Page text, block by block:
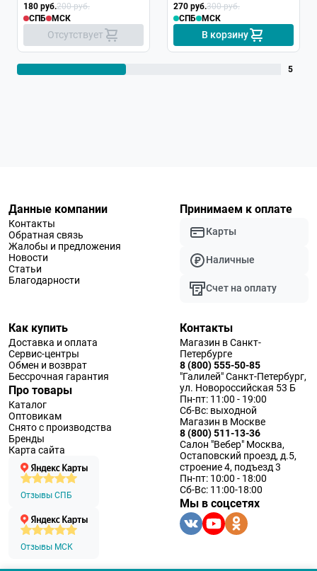
180 руб.200 руб.
СПБ
МСК
Отсутствует
270 руб.300 руб.
СПБ
МСК
В корзину
5
Данные компании
Контакты
Обратная связь
Жалобы и предложения
Новости
Статьи
Благодарности
Принимаем к оплате
Карты
Наличные
Счет на оплату
Как купить
Доставка и оплата
Сервис-центры
Обмен и возврат
Бессрочная гарантия
Про товары
Каталог
Оптовикам
Снято с производства
Бренды
Карта сайта
Отзывы СПБ
Отзывы МСК
Контакты
Магазин в Санкт-
Петербурге
8 (800) 555-50-85
"Галилей" Санкт-Петербург,
ул. Новороссийская 53 Б
Пн-пт: 11:00 - 19:00
Сб-Вс: выходной
Магазин в Москве
8 (800) 511-13-36
Салон "Вебер" Москва,
Остаповский проезд, д.5,
строение 4, подъезд 3
Пн-пт: 10:00 - 18:00
Сб-Вс: 11:00-18:00
Мы в соцсетях